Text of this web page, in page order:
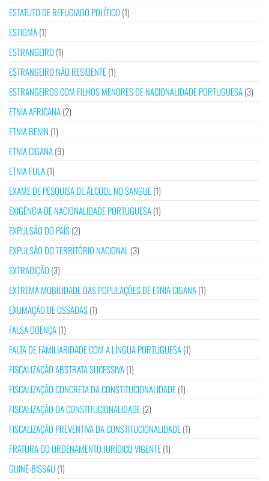
ESTATUTO DE REFUGIADO POLÍTICO (1)
ESTIGMA(1)
ESTRANGEIRO (1)
ESTRANGEIRO NÃO RESIDENTE(1)
ESTRANGEIROS COM FILHOS MENORES DE NACIONALIDADE PORTUGUESA(3)
ETNIA AFRICANA(2)
ETNIA BENIN (1)
ETNIA CIGANA(9)
ETNIA FULA(1)
EXAME DE PESQUISA DE ÁLCOOL NO SANGUE(1)
EXIGÊNCIA DE NACIONALIDADE PORTUGUESA(1)
EXPULSÃO DO PAÍS(2)
EXPULSÃO DO TERRITÓRIO NACIONAL (3)
EXTRADIÇÃO (3)
EXTREMA MOBILIDADE DAS POPULAÇÕES DE ETNIA CIGANA(1)
EXUMAÇÃO DE OSSADAS(1)
FALSA DOENÇA(1)
FALTA DE FAMILIARIDADE COM A LÍNGUA PORTUGUESA(1)
FISCALIZAÇÃO ABSTRATA SUCESSIVA(1)
FISCALIZAÇÃO CONCRETA DA CONSTITUCIONALIDADE(1)
FISCALIZAÇÃO DA CONSTITUCIONALIDADE(2)
FISCALIZAÇÃO PREVENTIVA DA CONSTITUCIONALIDADE(1)
FRATURA DO ORDENAMENTO JURÍDICO VIGENTE(1)
GUINÉ-BISSAU(1)